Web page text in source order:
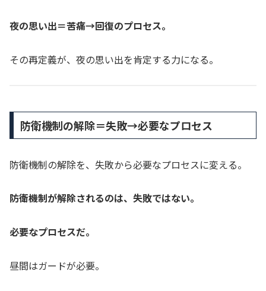
夜の思い出＝苦痛→回復のプロセス。
その再定義が、夜の思い出を肯定する力になる。
防衛機制の解除＝失敗→必要なプロセス
防衛機制の解除を、失敗から必要なプロセスに変える。
防衛機制が解除されるのは、失敗ではない。
必要なプロセスだ。
昼間はガードが必要。